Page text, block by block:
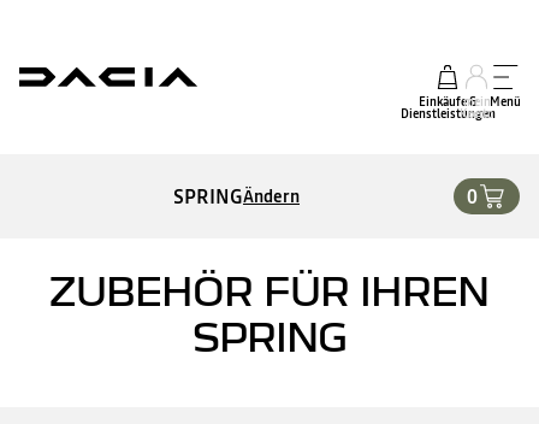
Einkäufe &
Dienstleistungen
mein
Konto
Menü
SPRINGÄndern 0
ZUBEHÖR FÜR IHREN
SPRING